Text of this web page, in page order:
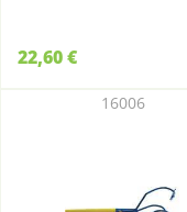
22,60 €
16006